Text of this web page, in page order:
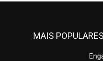
MAIS POPULARES